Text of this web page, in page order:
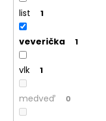
list 1
veverička 1
vlk 1
medveď 0